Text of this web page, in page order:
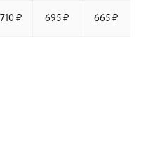
710 ₽ 695 ₽ 665 ₽